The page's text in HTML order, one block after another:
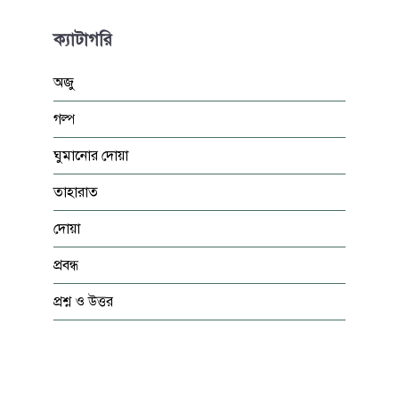
ক্যাটাগরি
অজু
গল্প
ঘুমানোর দোয়া
তাহারাত
দোয়া
প্রবন্ধ
প্রশ্ন ও উত্তর